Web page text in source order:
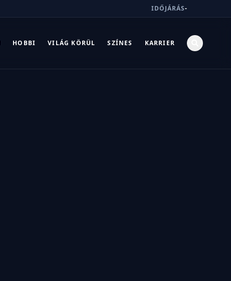
IDŐJÁRÁS-
HOBBI VILÁG KÖRÜL SZÍNES KARRIER